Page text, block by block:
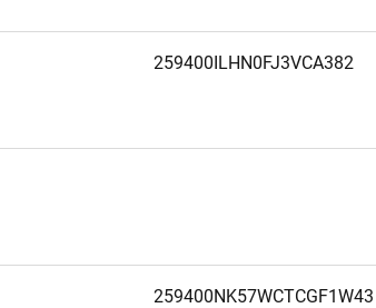
259400ILHN0FJ3VCA382
259400NK57WCTCGF1W43